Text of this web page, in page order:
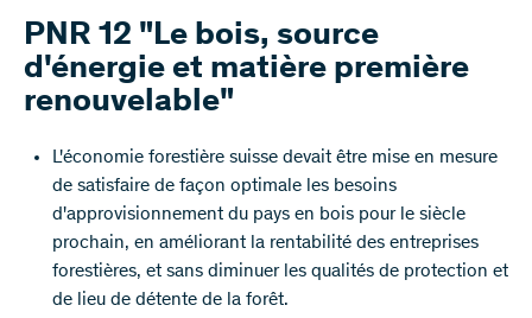
PNR 12 "Le bois, source
d'énergie et matière première
renouvelable"
L'économie forestière suisse devait être mise en mesure
de satisfaire de façon optimale les besoins
d'approvisionnement du pays en bois pour le siècle
prochain, en améliorant la rentabilité des entreprises
forestières, et sans diminuer les qualités de protection et
de lieu de détente de la forêt.